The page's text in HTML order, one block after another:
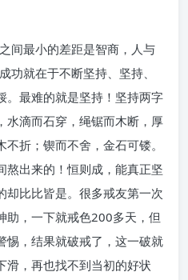
间最小的差距是智商，人与
功就在于不断坚持、坚持、
。最难的就是坚持！坚持两字
水滴而石穿，绳锯而木断，厚
折；锲而不舍，金石可镂。
熬出来的！恒则成，能真正坚
却比比皆是。很多戒友第一次
助，一下就戒色200多天，但
惕，结果就破戒了，这一破就
滑，再也找不到当初的好状